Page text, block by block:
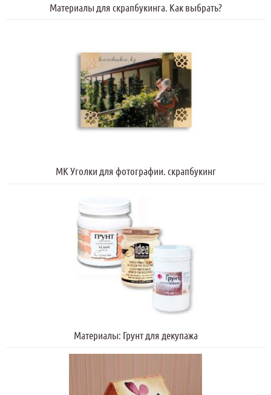
Материалы для скрапбукинга. Как выбрать?
МК Уголки для фотографии. скрапбукинг
Материалы: Грунт для декупажа